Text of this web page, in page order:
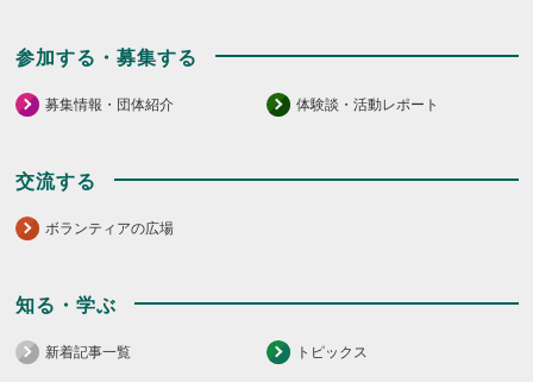
参加する・募集する
募集情報・団体紹介 体験談・活動レポート
交流する
ボランティアの広場
知る・学ぶ
新着記事一覧 トピックス